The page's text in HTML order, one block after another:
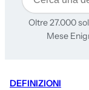
Oltre 27.000
Mese
DEFINIZIONI